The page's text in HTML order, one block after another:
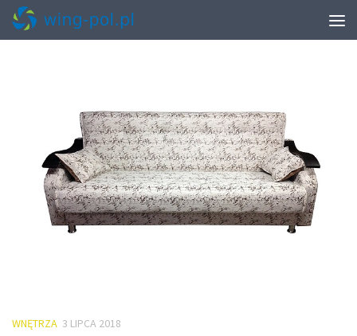
TAGGED:MEBLE Z DREWNA DĘBOWEGO
WNĘTRZA 3 LIPCA 2018